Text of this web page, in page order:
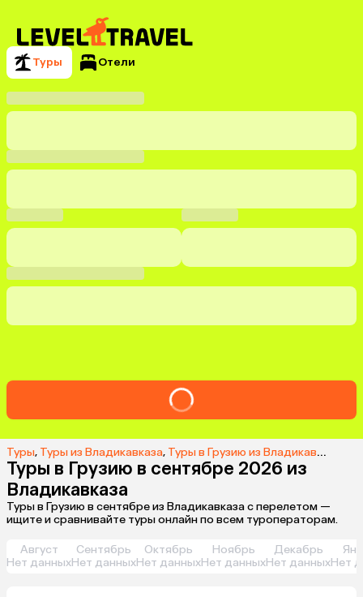
Туры Отели
Туры, Туры из Владикавказа, Туры в Грузию из Владикавказа
Туры в Грузию в сентябре 2026 из
Владикавказа
Туры в Грузию в сентябре из Владикавказа с перелетом —
ищите и сравнивайте туры онлайн по всем туроператорам.
Август
Нет данных
Сентябрь
Нет данных
Октябрь
Нет данных
Ноябрь
Нет данных
Декабрь
Нет данныхНет